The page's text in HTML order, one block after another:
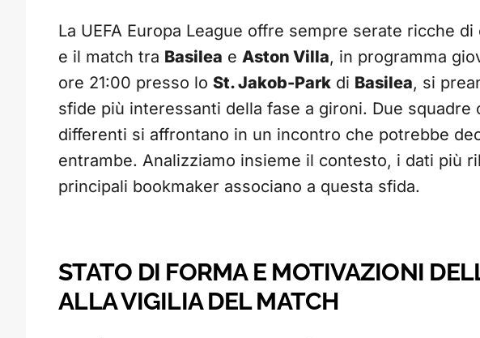
La UEFA Europa League offre sempre serate ricche
e il match tra Basilea e Aston Villa, in programma
ore 21:00 presso lo St. Jakob-Park di Basilea, si
sfide più interessanti della fase a gironi. Due squadre
differenti si affrontano in un incontro che potrebbe
entrambe. Analizziamo insieme il contesto, i dati più
principali bookmaker associano a questa sfida.
STATO DI FORMA E MOTIVAZIONI
ALLA VIGILIA DEL MATCH